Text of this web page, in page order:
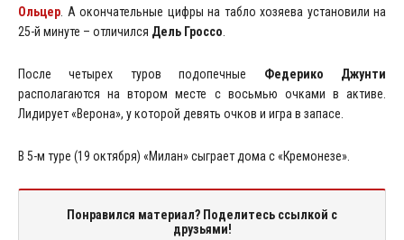
Ольцер . А окончательные цифры на табло хозяева установили на
25-й минуте – отличился Дель Гроссо
После четырех туров подопечные Федерико Джунти
располагаются на втором месте с восьмью очками в активе.
Лидирует «Верона», у которой девять очков и игра в запасе.
В 5-м туре (19 октября) «Милан» сыграет дома с «Кремонезе».
Понравился материал? Поделитесь ссылкой с
друзьями!